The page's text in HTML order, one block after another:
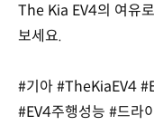
The Kia EV4의 여유
보세요.
#기아 #TheKiaEV4
#EV4주행성능 #드라